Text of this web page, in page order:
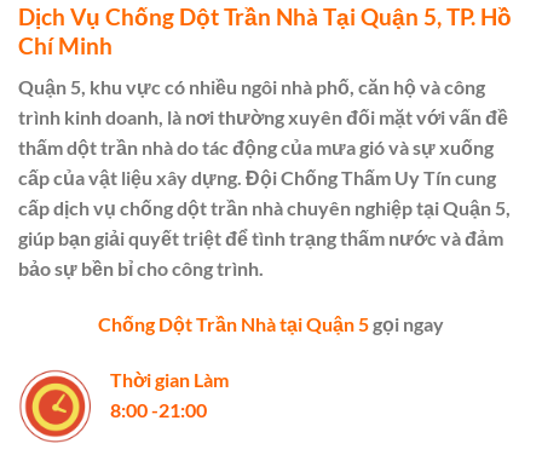
Dịch Vụ Chống Dột Trần Nhà Tại Quận 5, TP. Hồ
Chí Minh
Quận 5, khu vực có nhiều ngôi nhà phố, căn hộ và công
trình kinh doanh, là nơi thường xuyên đối mặt với vấn đề
thấm dột trần nhà do tác động của mưa gió và sự xuống
cấp của vật liệu xây dựng. Đội Chống Thấm Uy Tín cung
cấp dịch vụ chống dột trần nhà chuyên nghiệp tại Quận 5,
giúp bạn giải quyết triệt để tình trạng thấm nước và đảm
bảo sự bền bỉ cho công trình.
Chống Dột Trần Nhà tại Quận 5gọi ngay
Thời gian Làm
8:00 -21:00